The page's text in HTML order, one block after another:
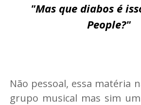
"Mas que diabos é
People?"
Não pessoal, essa matéria
grupo musical mas sim